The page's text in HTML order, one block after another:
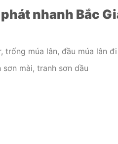
nhanh Bắc
trống múa lân, đầu múa lân đi
sơn mài, tranh sơn dầu